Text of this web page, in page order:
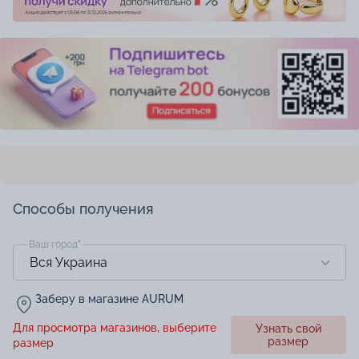
Способы получения
Ваш город*
Заберу в магазине AURUM
Для просмотра магазинов, выберите
размер
Узнать свой
размер